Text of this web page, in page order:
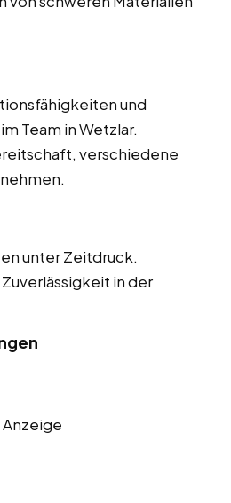
und
Team in Wetzlar.
verschiedene
unter Zeitdruck.
in der
Anzeige